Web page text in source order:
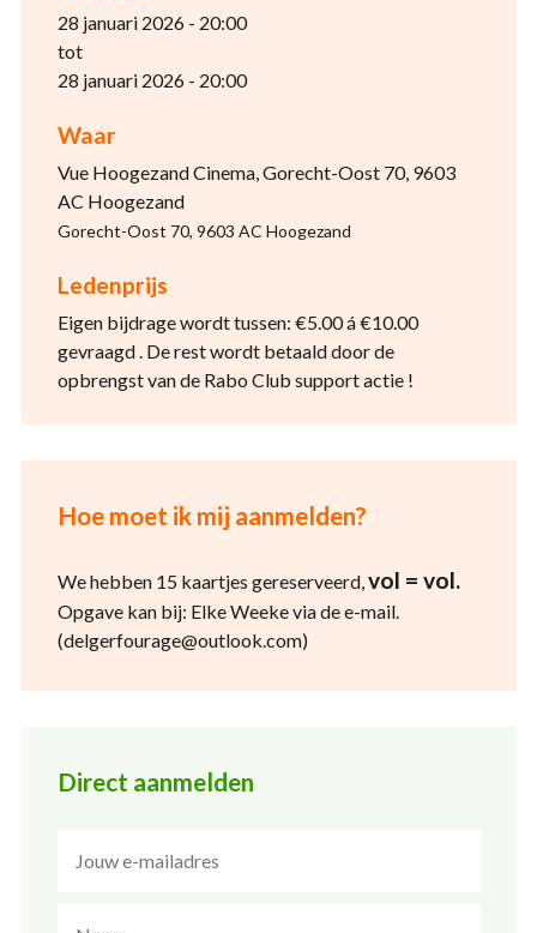
28 januari 2026 - 20:00
tot
28 januari 2026 - 20:00
Waar
Vue Hoogezand Cinema, Gorecht-Oost 70, 9603
AC Hoogezand
Gorecht-Oost 70, 9603 AC Hoogezand
Ledenprijs
Eigen bijdrage wordt tussen: €5.00 á €10.00
gevraagd . De rest wordt betaald door de
opbrengst van de Rabo Club support actie !
Hoe moet ik mij aanmelden?
We hebben 15 kaartjes gereserveerd,vol = vol.
Opgave kan bij: Elke Weeke via de e-mail.
(delgerfourage@outlook.com)
Direct aanmelden